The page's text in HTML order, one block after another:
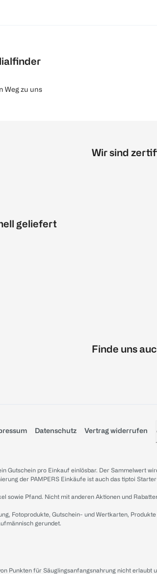
Weg zu uns
geliefert
Wir sind
Finde uns
Datenschutz Vertrag widerrufen
Gutschein pro Einkauf einlösbar. Der Sammelwert
der PAMPERS Einkäufe ist auch das tiptoi
sowie Pfand. Nicht mit anderen Aktionen und
Fotoprodukte, Gutschein- und Wertkarten,
gerundet.
Punkten für Säuglingsanfangsnahrung nicht erlaubt